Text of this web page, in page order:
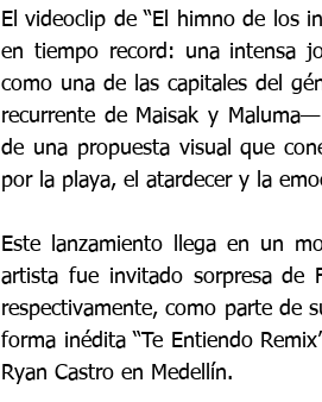
El videoclip de “El himno de los
en tiempo record: una intensa
como una de las capitales del
recurrente de Maisak y
de una propuesta visual que
por la playa, el atardecer y la
Este lanzamiento llega en un
artista fue invitado sorpresa de
respectivamente, como parte de
forma inédita “Te Entiendo
Ryan Castro en Medellín.